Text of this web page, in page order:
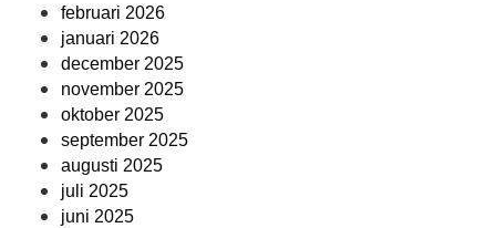
februari 2026
januari 2026
december 2025
november 2025
oktober 2025
september 2025
augusti 2025
juli 2025
juni 2025